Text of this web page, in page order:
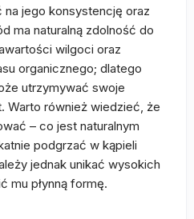
na jego konsystencję oraz
ma naturalną zdolność do
wilgoci oraz
organicznego; dlatego
utrzymywać swoje
Warto również wiedzieć, że
– co jest naturalnym
podgrzać w kąpieli
jednak unikać wysokich
mu płynną formę.